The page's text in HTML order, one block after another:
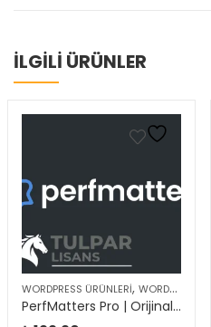
İLGİLİ ÜRÜNLER
WORDPRESS ÜRÜNLERI, WORDPRESS EKLENTILERI
PerfMatters Pro | Orijinal WordPress Eklentisi